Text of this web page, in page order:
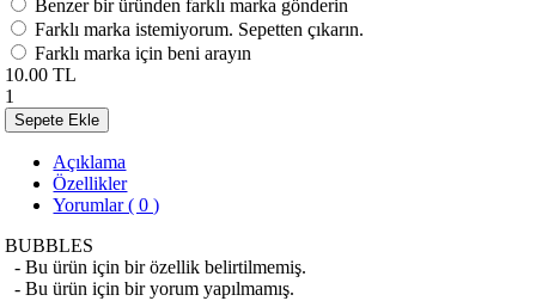
Benzer bir üründen farklı marka gönderin
Farklı marka istemiyorum. Sepetten çıkarın.
Farklı marka için beni arayın
10.00 TL
1
Sepete Ekle
Açıklama
Özellikler
Yorumlar ( 0 )
BUBBLES
- Bu ürün için bir özellik belirtilmemiş.
- Bu ürün için bir yorum yapılmamış.